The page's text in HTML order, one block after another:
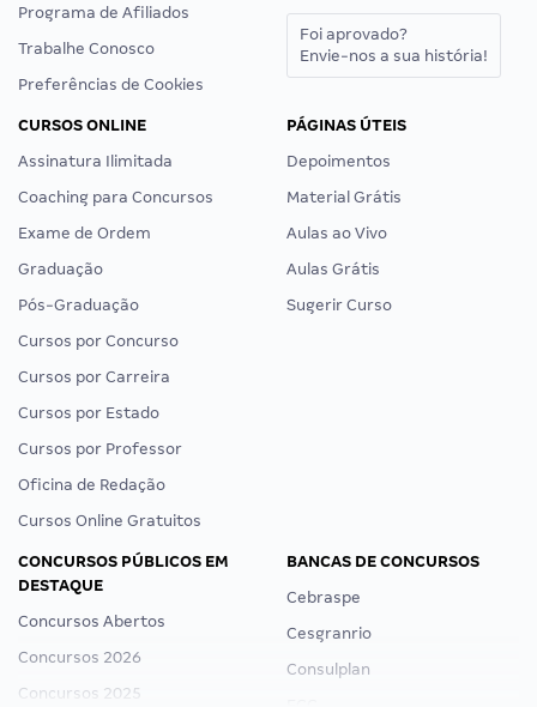
Programa de Afiliados
Trabalhe Conosco
Preferências de Cookies
Foi aprovado?
Envie-nos a sua história!
CURSOS ONLINE
Assinatura Ilimitada
Coaching para Concursos
Exame de Ordem
Graduação
Pós-Graduação
Cursos por Concurso
Cursos por Carreira
Cursos por Estado
Cursos por Professor
Oficina de Redação
Cursos Online Gratuitos
PÁGINAS ÚTEIS
Depoimentos
Material Grátis
Aulas ao Vivo
Aulas Grátis
Sugerir Curso
CONCURSOS PÚBLICOS EM
DESTAQUE
Concursos Abertos
Concursos 2026
Concursos 2025
BANCAS DE CONCURSOS
Cebraspe
Cesgranrio
Consulplan